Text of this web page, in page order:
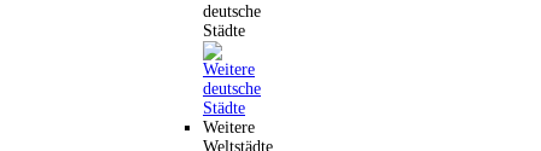
deutsche
Städte
Weitere
Weltstädte